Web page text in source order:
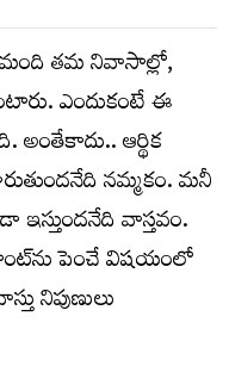
త‌మ నివాసాల్లో,
ఎందుకంటే ఈ
ఆర్థిక
న‌మ్మ‌కం. మ‌నీ
వాస్త‌వం.
పెంచే విష‌యంలో
నిపుణులు